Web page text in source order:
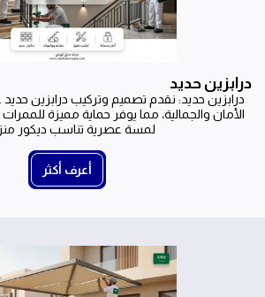
درابزين حديد
درابزين حديد: نقدم تصميم وتركيب درابزين حديد
الأمان والجمالية، مما يوفر حماية مميزة للممرات
لمسة عصرية تناسب ديكور
أعرف أكثر